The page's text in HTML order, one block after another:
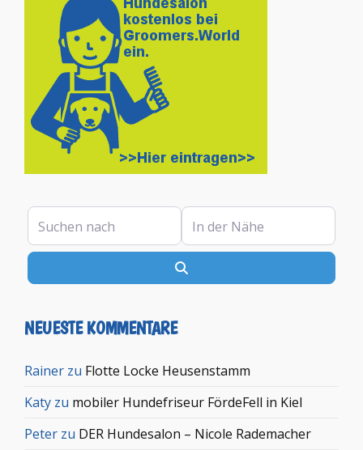
Suchen nach In der Nähe
NEUESTE KOMMENTARE
Rainer zu Flotte Locke Heusenstamm
Katy zu mobiler Hundefriseur FördeFell in Kiel
Peter zu DER Hundesalon – Nicole Rademacher